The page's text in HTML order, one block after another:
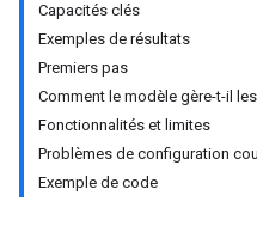
Capacités clés
Exemples de résultats
Premiers pas
Comment le modèle gère-t-il
Fonctionnalités et limites
Problèmes de configuration
Exemple de code